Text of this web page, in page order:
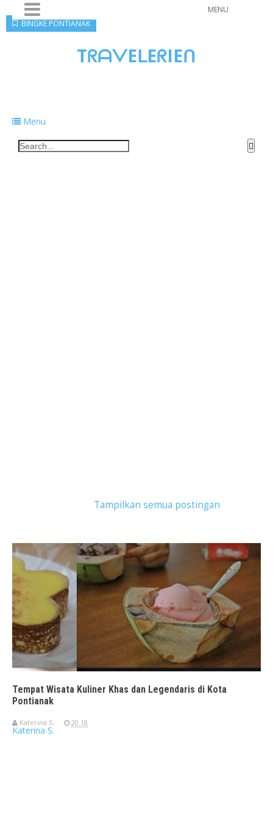
MENU
TᖇᗩᐯEᒪEᖇIEᑎ
Menu
Tampilkan semua postingan
Tempat Wisata Kuliner Khas dan Legendaris di Kota
Pontianak
BINGKE PONTIANAK
Katerina S. 20.18
Katerina S.